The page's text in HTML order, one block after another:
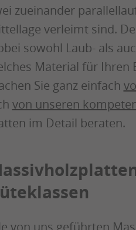
zueinander
verleimt sind.
sowohl Laub- als
Material für Ihren
Sie ganz einfach
von unseren
im Detail beraten.
von uns geführten